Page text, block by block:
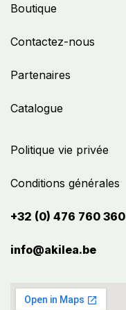
Politique vie privée
Conditions générales
+32 (0) 476 760 360
info@akilea.be​
Boutique
Contactez-nous
Partenaires
Catalogue